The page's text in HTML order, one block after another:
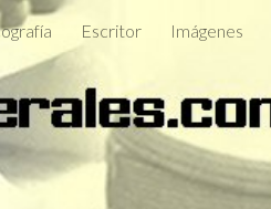
Skip to navigation
Escritor Imágenes